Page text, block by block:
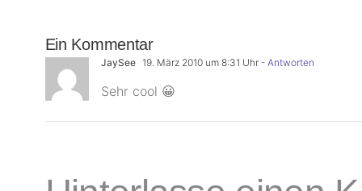
Ein Kommentar
JaySee 19. März 2010 um 8:31 Uhr- Antworten
Sehr cool 😀